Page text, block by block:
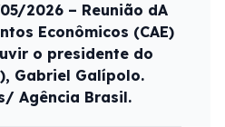
2026 – Reunião dA
Econômicos (CAE)
o presidente do
Gabriel Galípolo.
Agência Brasil.